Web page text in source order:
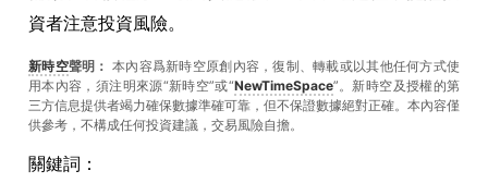
資者注意投資風險。
新時空聲明： 本內容爲新時空原創內容，復制、轉載或以其他任何方式使
用本內容，須注明來源“新時空”或“NewTimeSpace”。新時空及授權的第
三方信息提供者竭力確保數據準確可靠，但不保證數據絕對正確。本內容僅
供參考，不構成任何投資建議，交易風險自擔。
關鍵詞：